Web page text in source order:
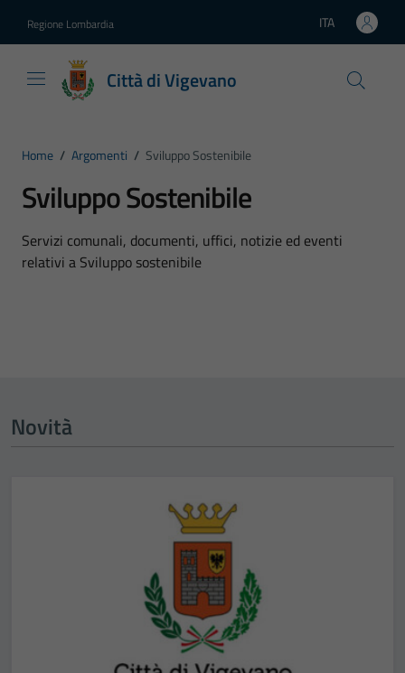
Regione Lombardia Lingua attiva:
ITA
Città di Vigevano
Home / Argomenti / Sviluppo Sostenibile
Sviluppo Sostenibile
Dettagli dell'argomento
Servizi comunali, documenti, uffici, notizie ed eventi
relativi a Sviluppo sostenibile
Novità